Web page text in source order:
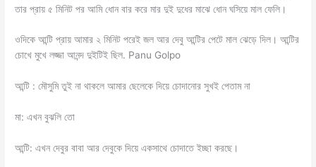
তার প্রায় ৫ মিনিট পর আমি ধোন বার করে মার দুই দুধের মাঝে ধোন ঘসিয়ে মাল ফেলি।
ওদিকে আন্টি প্রায় আমার ২ মিনিট পরেই জল আর দেবু আন্টির পেটে মাল ঝেড়ে দিল। আন্টির
চোখে মুখে লজ্জা আনন্দ দুইটিই ছিল. Panu Golpo
আন্টি : মৌসুমি তুই না থাকলে আমার ছেলেকে দিয়ে চোদানোর সুখই পেতাম না
মা: এখন বুঝলি তো
আন্টি: এখন দেবুর বাবা আর দেবুকে দিয়ে একসাথে চোদাতে ইচ্ছা করছে।